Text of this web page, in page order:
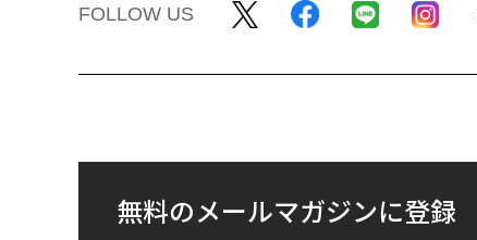
FOLLOW US
無料のメールマガジンに登録